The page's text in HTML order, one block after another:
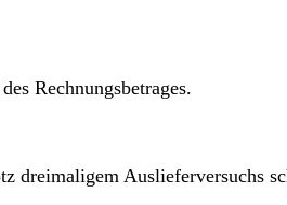
Rechnungsbetrages.
dreimaligem Auslieferversuchs